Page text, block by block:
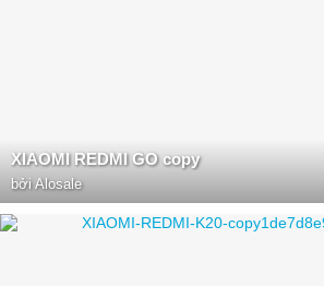
XIAOMI REDMI GO copy
bởiAlosale